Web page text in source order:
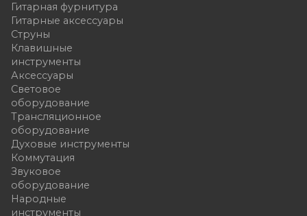
Гитарная фурнитура
Гитарные аксессуары
Струны
Клавишные
инструменты
Аксессуары
Световое
оборудование
Трансляционное
оборудование
Духовые инструменты
Коммутация
Звуковое
оборудование
Народные
инструменты